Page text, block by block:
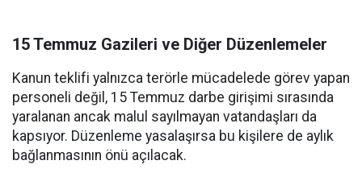
15 Temmuz Gazileri ve Diğer Düzenlemeler
Kanun teklifi yalnızca terörle mücadelede görev yapan
personeli değil, 15 Temmuz darbe girişimi sırasında
yaralanan ancak malul sayılmayan vatandaşları da
kapsıyor. Düzenleme yasalaşırsa bu kişilere de aylık
bağlanmasının önü açılacak.